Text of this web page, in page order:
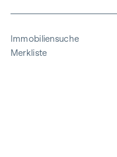
Immobiliensuche
Merkliste